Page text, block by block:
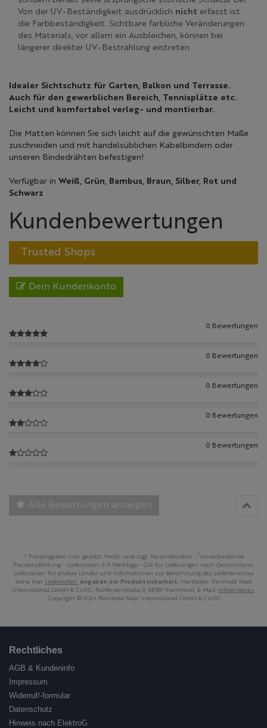
Von der UV-Beständigkeit ausdrücklich nicht erfasst ist
die Farbbeständigkeit. Sichtbare farbliche Veränderungen
des Materials, vor allem ein Ausbleichen, können bei
längerer direkter UV-Bestrahlung eintreten.
Idealer Sichtschutz für Garten, Balkon und Terrasse.
Auch für den gewerblichen Bereich, Tennisplätze etc.
Leicht und komfortabel verleg- und montierbar.
Die Matten können Sie sich leicht auf die gewünschten Maße
zuschneiden und mit handelsüblichen Kabelbindern oder
unseren Bindedrähten befestigen!
Verfügbar in Weiß, Grün, Bambus, Braun, Silber, Rot und
Schwarz
Kundenbewertungen
Trusted Shops
Dein Kundenkonto
0 Bewertungen
0 Bewertungen
0 Bewertungen
0 Bewertungen
0 Bewertungen
Alle Bewertungen anzeigen
* Preisangaben inkl. gesetzl. MwSt. und zzgl. Versandkosten -
Unverbindliche
Preisempfehlung - Lieferzeiten: 2-3 Werktage - Gilt für Lieferungen nach Deutschland.
Lieferzeiten für andere Länder und Informationen zur Berechnung des Liefertermines
siehe hier Lieferzeiten. Angaben zur Produktsicherheit: Hersteller: Reinhold Noor
International GmbH & Co.KG, Raiffeisenstraße 3, 68519 Viernheim. E-Mail: info@noor.eu
Copyright © 2024 Reinhold Noor International GmbH & Co.KG
Rechtliches
AGB & Kundeninfo
Impressum
Widerruf/-formular
Datenschutz
Hinweis nach ElektroG